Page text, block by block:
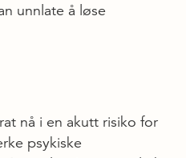
unnlate å løse
nå i en akutt risiko for
psykiske